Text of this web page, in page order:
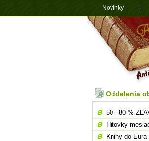
Oddelenia
50 - 80 %
Hitovky
Knihy do Eura
Novinky